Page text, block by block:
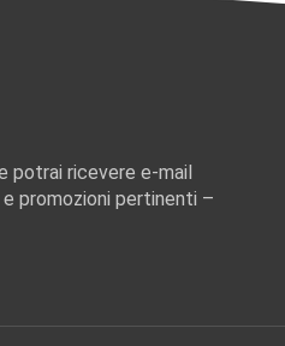
potrai ricevere e-mail
promozioni pertinenti –